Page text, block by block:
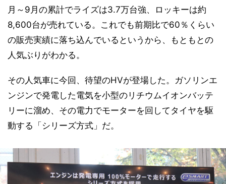
月～9月の累計でライズは3.7万台強、ロッキーは約
8,600台が売れている。これでも前期比で60％くらい
の販売実績に落ち込んでいるというから、もともとの
人気ぶりがわかる。
その人気車に今回、待望のHVが登場した。ガソリンエ
ンジンで発電した電気を小型のリチウムイオンバッテ
リーに溜め、その電力でモーターを回してタイヤを駆
動する「シリーズ方式」だ。